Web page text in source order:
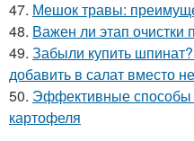
47. Мешок травы:
48. Важен ли этап очистки
49. Забыли купить
добавить в салат вместо
50. Эффективные способы
картофеля